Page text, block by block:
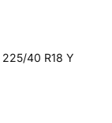
40 R18 Y